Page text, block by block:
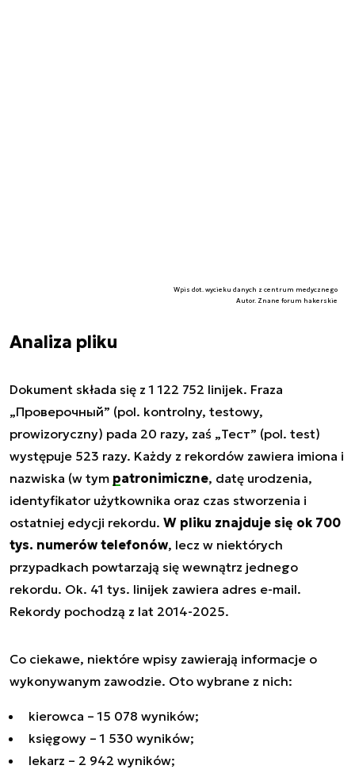
Wpis dot. wycieku danych z centrum medycznego
Autor. Znane forum hakerskie
Analiza pliku
Dokument składa się z 1 122 752 linijek. Fraza
„Проверочный” (pol. kontrolny, testowy,
prowizoryczny) pada 20 razy, zaś „Тест” (pol. test)
występuje 523 razy. Każdy z rekordów zawiera imiona i
nazwiska (w tym patronimiczne, datę urodzenia,
identyfikator użytkownika oraz czas stworzenia i
ostatniej edycji rekordu. W pliku znajduje się ok 700
tys. numerów telefonów, lecz w niektórych
przypadkach powtarzają się wewnątrz jednego
rekordu. Ok. 41 tys. linijek zawiera adres e-mail.
Rekordy pochodzą z lat 2014-2025.
Co ciekawe, niektóre wpisy zawierają informacje o
wykonywanym zawodzie. Oto wybrane z nich:
kierowca – 15 078 wyników;
księgowy – 1 530 wyników;
lekarz – 2 942 wyników;